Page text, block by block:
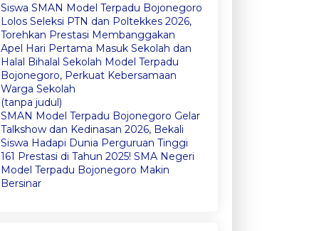
Siswa SMAN Model Terpadu Bojonegoro
Lolos Seleksi PTN dan Poltekkes 2026,
Torehkan Prestasi Membanggakan
Apel Hari Pertama Masuk Sekolah dan
Halal Bihalal Sekolah Model Terpadu
Bojonegoro, Perkuat Kebersamaan
Warga Sekolah
(tanpa judul)
SMAN Model Terpadu Bojonegoro Gelar
Talkshow dan Kedinasan 2026, Bekali
Siswa Hadapi Dunia Perguruan Tinggi
161 Prestasi di Tahun 2025! SMA Negeri
Model Terpadu Bojonegoro Makin
Bersinar